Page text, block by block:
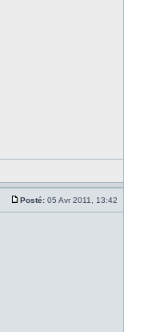
Posté: 05 Avr 2011, 13:42